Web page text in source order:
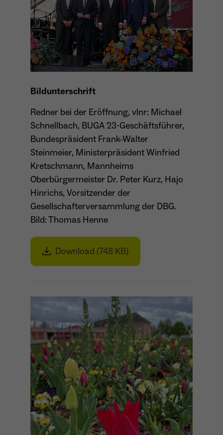
Laufzeit 4 Monate
Zweck
- Wiedererkennung von Nutzern zwischen
Websites - Ausspielung personalisierter
Werbung - Messung von Conversions aus
Facebook-/Instagram-Werbung
Bildunterschrift
Redner bei der Eröffnung, vlnr: Michael
Schnellbach, BUGA 23-Geschäftsführer,
Bundespräsident Frank-Walter
Steinmeier, Ministerpräsident Winfried
Kretschmann, Mannheims
Oberbürgermeister Dr. Peter Kurz, Hajo
Hinrichs, Vorsitzender der
Gesellschafterversammlung der DBG.
Bild: Thomas Henne
Download (748 KB)